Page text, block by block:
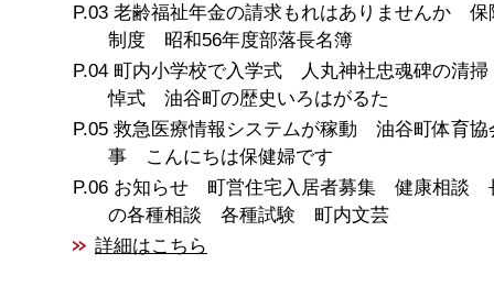
老齢福祉年金の請求もれはありませんか 保
制度 昭和56年度部落長名簿
町内小学校で入学式 人丸神社忠魂碑の清
悼式 油谷町の歴史いろはがるた
救急医療情報システムが稼動 油谷町体育協
事 こんにちは保健婦です
お知らせ 町営住宅入居者募集 健康相談
の各種相談 各種試験 町内文芸
詳細はこちら